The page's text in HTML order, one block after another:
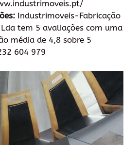
Industrimoveis-Fabricação
Lda tem 5 avaliações com uma
média de 4,8 sobre 5
604 979